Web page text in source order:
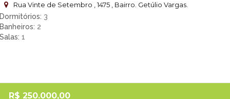
Rua Vinte de Setembro , 1475 , Bairro. Getúlio Vargas.
Dormitórios 3
Banheiros 2
Salas 1
R$ 250.000,00